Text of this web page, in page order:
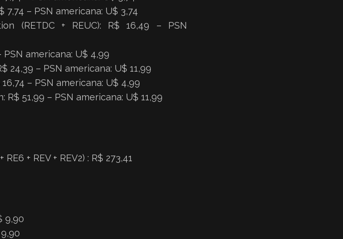
– PSN americana: U$ 3,74
(RETDC + REUC): R$ 16,49 – PSN
PSN americana: U$ 4,99
24,39 – PSN americana: U$ 11,99
– PSN americana: U$ 4,99
51,99 – PSN americana: U$ 11,99
+ REV + REV2) : R$ 273,41
9,90